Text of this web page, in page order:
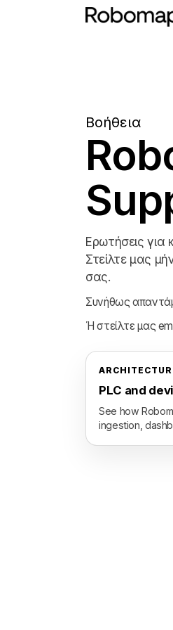
Βοήθεια
Ερωτήσεις για
Στείλτε μας
σας.
Συνήθως
Ή στείλτε μας
PLC and
See how
ingestion,